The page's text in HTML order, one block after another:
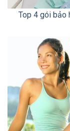
Top 4 gói bảo